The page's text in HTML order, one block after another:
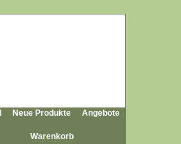
Neue Produkte Angebote
Warenkorb